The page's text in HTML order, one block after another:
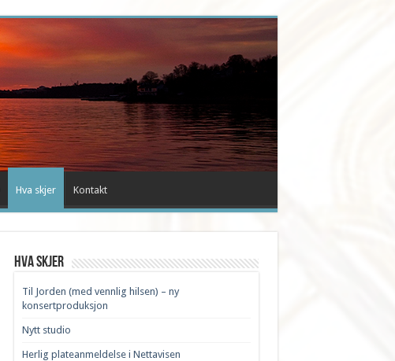
Hva skjer Kontakt
Hva skjer
Til Jorden (med vennlig hilsen) – ny
konsertproduksjon
Nytt studio
Herlig plateanmeldelse i Nettavisen